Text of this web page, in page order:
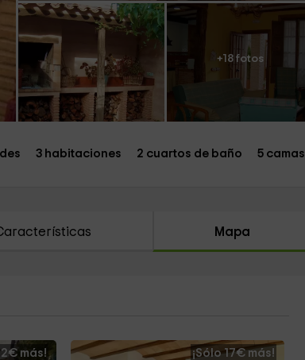
+18 fotos
3 habitaciones 2 cuartos de baño 5 camas
Mapa
más! ¡Sólo 17€ más!